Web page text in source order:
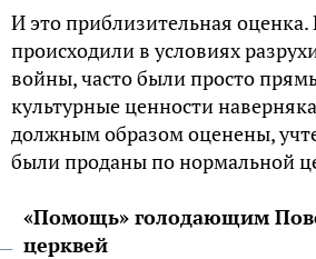
И это приблизительная
происходили в условиях
войны, часто были просто
культурные ценности
должным образом оценены,
были проданы по нормальной
«Помощь» голодающим
церквей